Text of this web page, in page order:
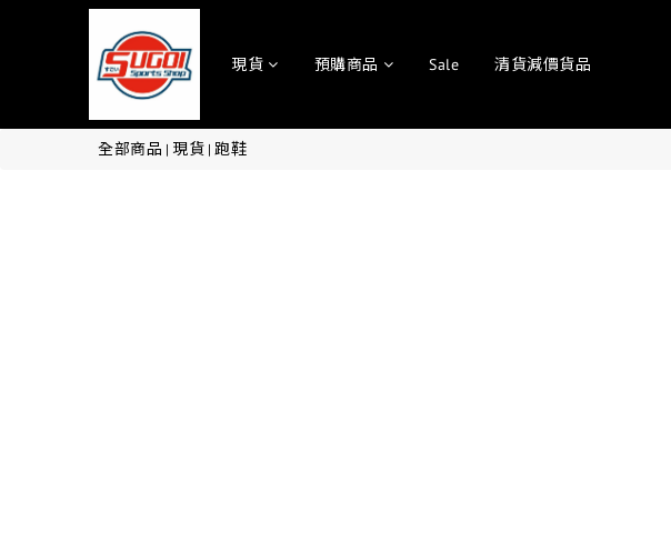
現貨 預購商品 Sale 清貨減價貨品
全部商品 | 現貨 | 跑鞋